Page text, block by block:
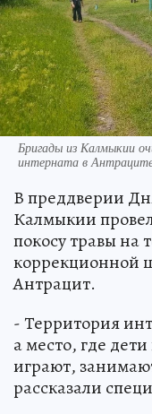
Бригады из Калмыкии
интерната в
В преддверии
Калмыкии
покосу травы на
коррекционной
Антрацит.
- Территория
а место, где
играют,
рассказали